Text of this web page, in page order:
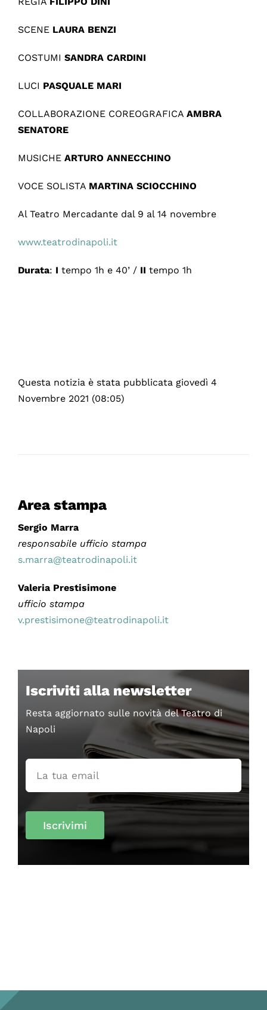
SCENE LAURA BENZI
COSTUMI SANDRA CARDINI
LUCI PASQUALE MARI
COLLABORAZIONE COREOGRAFICA AMBRA
SENATORE
MUSICHE ARTURO ANNECCHINO
VOCE SOLISTA MARTINA SCIOCCHINO
Al Teatro Mercadante dal 9 al 14 novembre
www.teatrodinapoli.it
Durata: I tempo 1h e 40’ / II tempo 1h
Questa notizia è stata pubblicata giovedì 4
Novembre 2021 (08:05)
Area stampa
Sergio Marra
responsabile ufficio stampa
s.marra@teatrodinapoli.it
Valeria Prestisimone
ufficio stampa
v.prestisimone@teatrodinapoli.it
Iscriviti alla newsletter
Resta aggiornato sulle novità del Teatro di
Napoli
Iscrivimi